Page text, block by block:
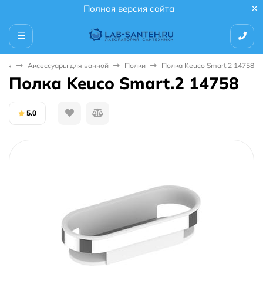
Полная версия сайта
Аксессуары для ванной Полки Полка Keuco Smart.2 14758
Полка Keuco Smart.2 14758
5.0